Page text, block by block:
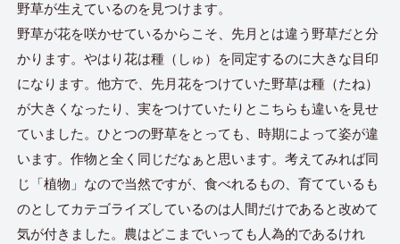
野草が生えているのを見つけます。
野草が花を咲かせているからこそ、先月とは違う野草だと分
かります。やはり花は種（しゅ）を同定するのに大きな目印
になります。他方で、先月花をつけていた野草は種（たね）
が大きくなったり、実をつけていたりとこちらも違いを見せ
ていました。ひとつの野草をとっても、時期によって姿が違
います。作物と全く同じだなぁと思います。考えてみれば同
じ「植物」なので当然ですが、食べれるもの、育てているも
のとしてカテゴライズしているのは人間だけであると改めて
気が付きました。農はどこまでいっても人為的であるけれ